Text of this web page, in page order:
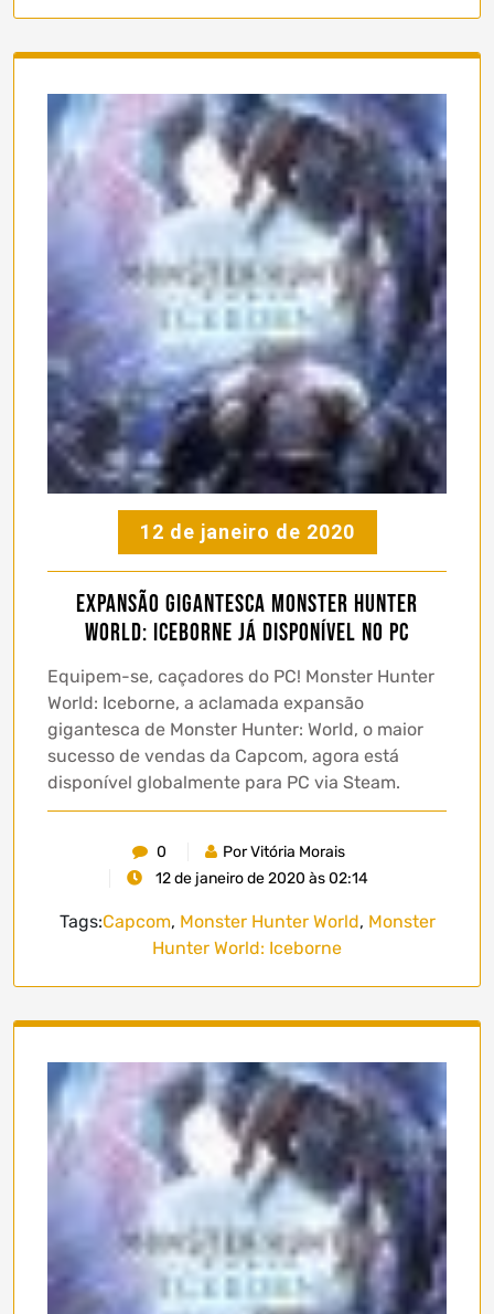
12 de janeiro de 2020
Expansão Gigantesca Monster Hunter
World: Iceborne Já Disponível no PC
Equipem-se, caçadores do PC! Monster Hunter
World: Iceborne, a aclamada expansão
gigantesca de Monster Hunter: World, o maior
sucesso de vendas da Capcom, agora está
disponível globalmente para PC via Steam.
0
Por Vitória Morais
12 de janeiro de 2020 às 02:14
Tags:Capcom, Monster Hunter World, Monster
Hunter World: Iceborne